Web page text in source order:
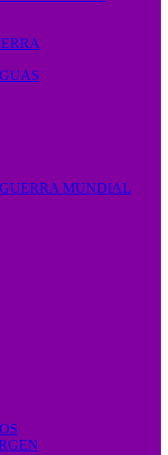
MUNDIAL